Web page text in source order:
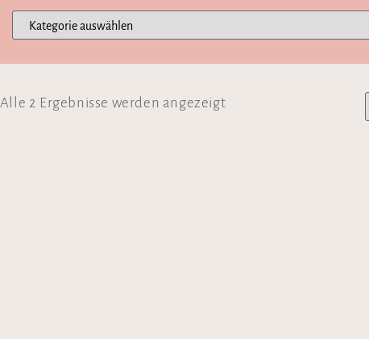
Alle 2 Ergebnisse werden angezeigt